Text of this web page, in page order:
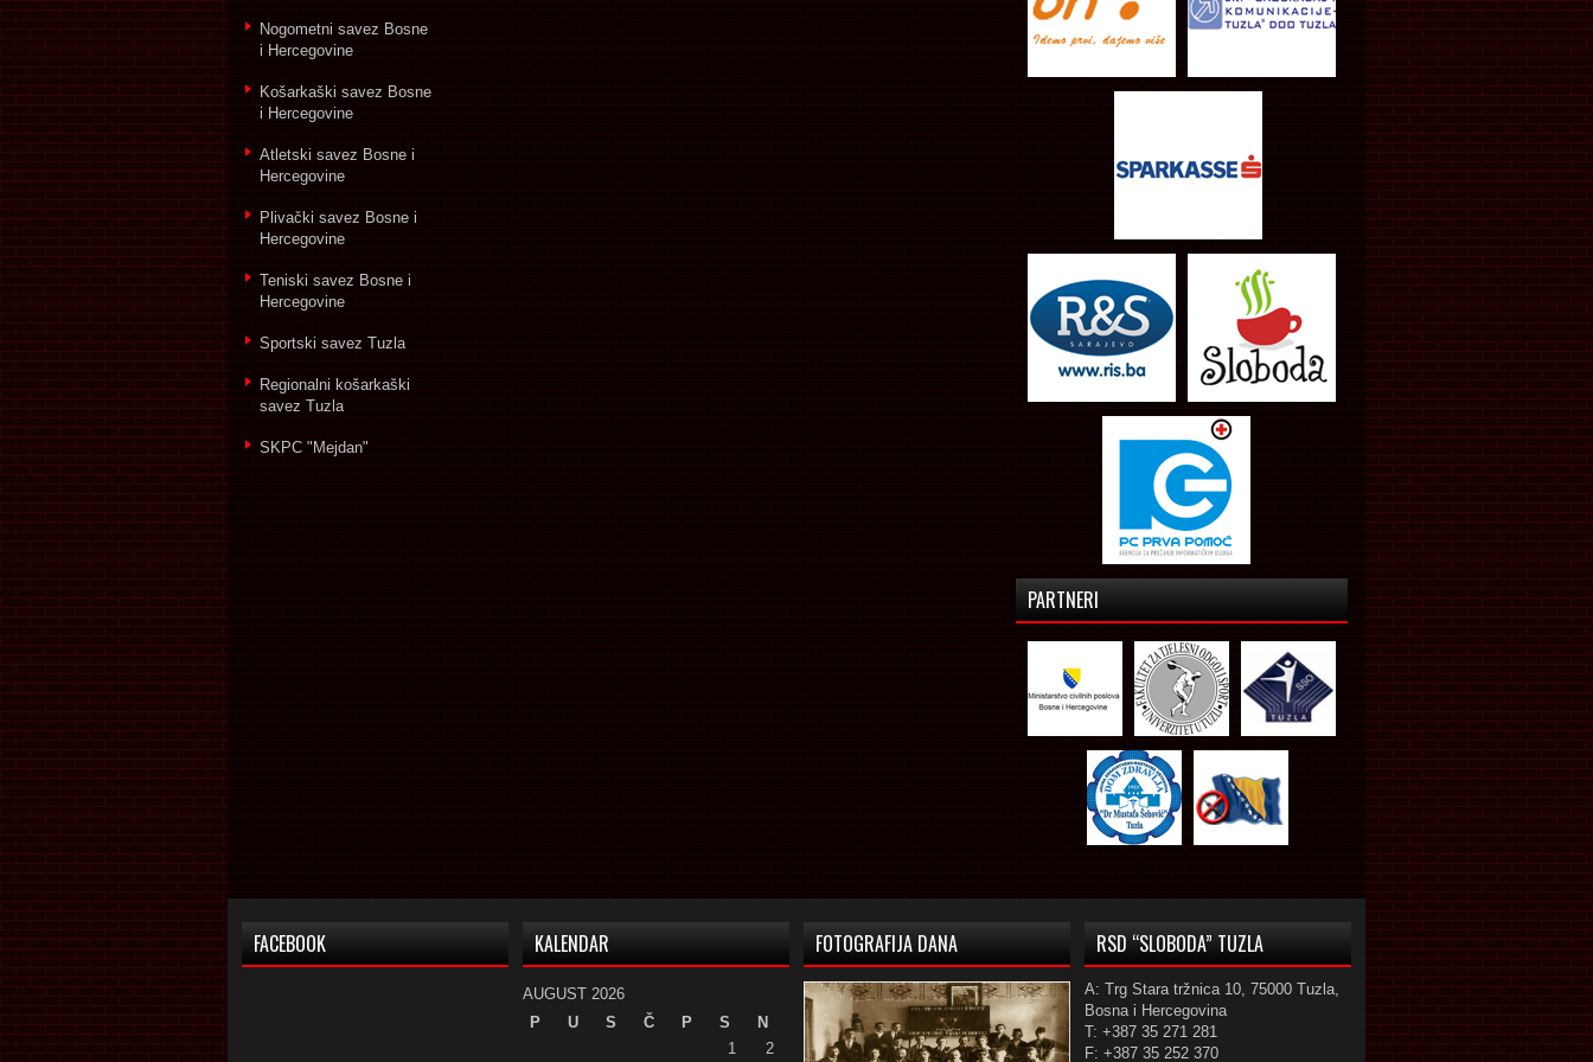
Nogometni savez Bosne
i Hercegovine
Košarkaški savez Bosne
i Hercegovine
Atletski savez Bosne i
Hercegovine
Plivački savez Bosne i
Hercegovine
Teniski savez Bosne i
Hercegovine
Sportski savez Tuzla
Regionalni košarkaški
savez Tuzla
SKPC "Mejdan"
PARTNERI
FACEBOOK KALENDAR
AUGUST 2026
P
U S Č P S
N
1
2
FOTOGRAFIJA DANA RSD “SLOBODA” TUZLA
A: Trg Stara tržnica 10, 75000 Tuzla,
Bosna i Hercegovina
T: +387 35 271 281
F: +387 35 252 370